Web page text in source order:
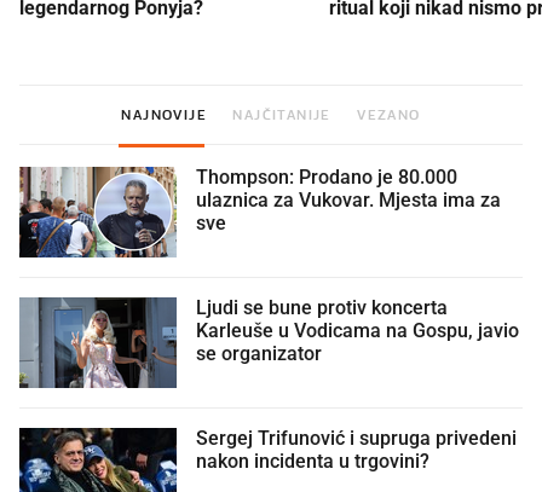
legendarnog Ponyja?
ritual koji nikad nismo
NAJNOVIJE NAJČITANIJE VEZANO
Thompson: Prodano je 80.000
ulaznica za Vukovar. Mjesta ima za
sve
Ljudi se bune protiv koncerta
Karleuše u Vodicama na Gospu, javio
se organizator
Sergej Trifunović i supruga privedeni
nakon incidenta u trgovini?